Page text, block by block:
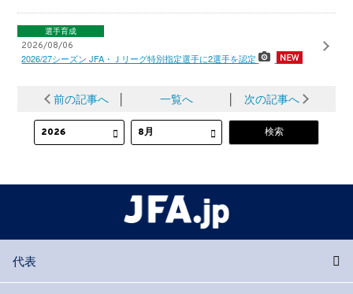
選手育成
2026/08/06
2026/27シーズン JFA・Ｊリーグ特別指定選手に2選手を認定
前の記事へ │ 一覧へ │ 次の記事へ
代表